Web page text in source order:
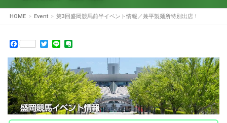
HOME Event 第3回盛岡競馬前半イベント情報／兼平製麺所特別出店！
FacebookTwitter
Line